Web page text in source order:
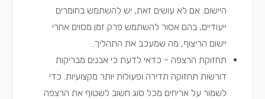
היישום. אם לא עושים זאת, יש להשתמש בחומרים
ייעודיים, בהם אסור להשתמש פרק זמן מסוים אחרי
יישום הריצוף, מה שמעכב את התהליך.
תחזוקת הרצפה - כדאי לדעת כי אבנים מבריקות
דורשות תחזוקה תדירה ופעולות יותר מקצועיות. כדי
לשמור על אריחים מכל סוג חשוב לשטוף את הרצפה